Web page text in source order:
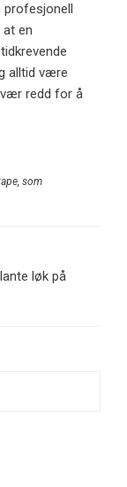
at en
alltid være
vær redd for å
, som
løk på